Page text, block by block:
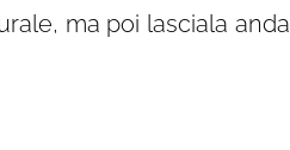
ma poi lasciala